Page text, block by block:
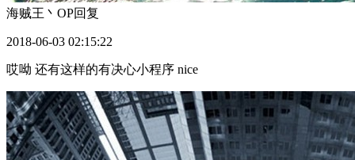
海贼王丶OP回复
2018-06-03 02:15:22
哎呦 还有这样的有决心小程序 nice